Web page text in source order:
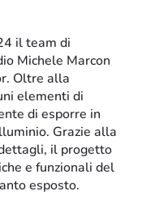
il team di
Michele Marcon
Oltre alla
elementi di
di esporre in
Grazie alla
il progetto
e funzionali del
esposto.